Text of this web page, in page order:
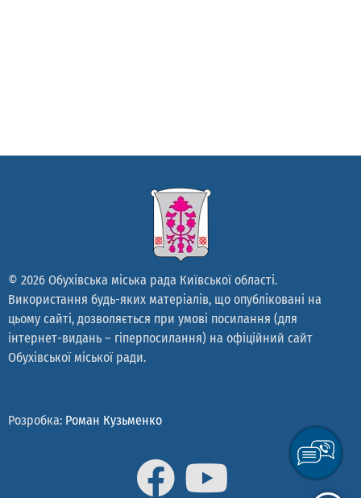
© 2026 Обухівська міська рада Київської області.
Використання будь-яких матеріалів, що опубліковані на
цьому сайті, дозволяється при умові посилання (для
інтернет-видань – гіперпосилання) на офіційний сайт
Обухівської міської ради.
Розробка: Роман Кузьменко